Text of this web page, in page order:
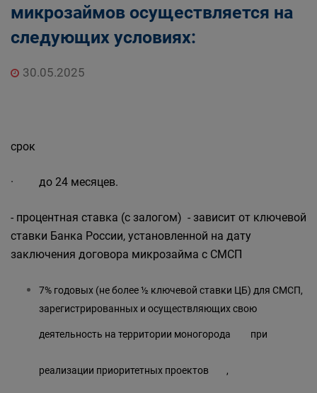
микрозаймов осуществляется на
следующих условиях:
30.05.2025
срок
· до 24 месяцев.
- процентная ставка (с залогом) - зависит от ключевой
ставки Банка России, установленной на дату
заключения договора микрозайма с СМСП
7% годовых (не более ½ ключевой ставки ЦБ) для СМСП,
зарегистрированных и осуществляющих свою
деятельность на территории моногорода при
реализации приоритетных проектов ,